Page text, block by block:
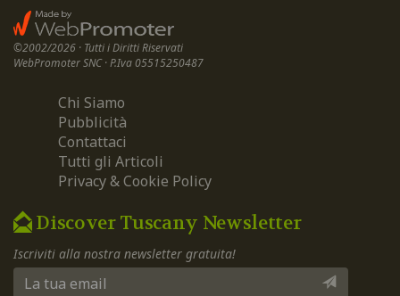
©2002/2026 · Tutti i Diritti Riservati
WebPromoter SNC · P.Iva 05515250487
Chi Siamo
Pubblicità
Contattaci
Tutti gli Articoli
Privacy & Cookie Policy
Discover Tuscany Newsletter
Iscriviti alla nostra newsletter gratuita!